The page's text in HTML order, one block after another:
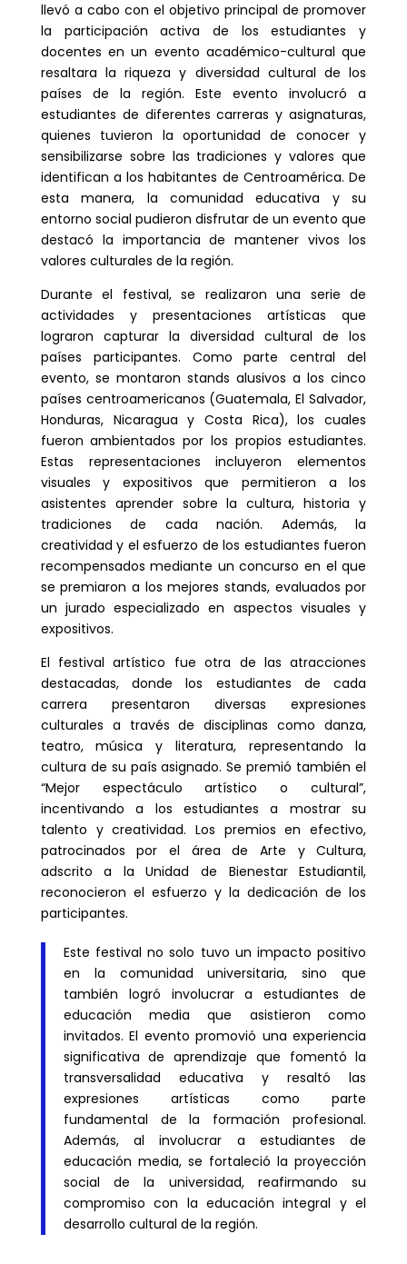
llevó a cabo con el objetivo principal de promover
la participación activa de los estudiantes y
docentes en un evento académico-cultural que
resaltara la riqueza y diversidad cultural de los
países de la región. Este evento involucró a
estudiantes de diferentes carreras y asignaturas,
quienes tuvieron la oportunidad de conocer y
sensibilizarse sobre las tradiciones y valores que
identifican a los habitantes de Centroamérica. De
esta manera, la comunidad educativa y su
entorno social pudieron disfrutar de un evento que
destacó la importancia de mantener vivos los
valores culturales de la región.
Durante el festival, se realizaron una serie de
actividades y presentaciones artísticas que
lograron capturar la diversidad cultural de los
países participantes. Como parte central del
evento, se montaron stands alusivos a los cinco
países centroamericanos (Guatemala, El Salvador,
Honduras, Nicaragua y Costa Rica), los cuales
fueron ambientados por los propios estudiantes.
Estas representaciones incluyeron elementos
visuales y expositivos que permitieron a los
asistentes aprender sobre la cultura, historia y
tradiciones de cada nación. Además, la
creatividad y el esfuerzo de los estudiantes fueron
recompensados mediante un concurso en el que
se premiaron a los mejores stands, evaluados por
un jurado especializado en aspectos visuales y
expositivos.
El festival artístico fue otra de las atracciones
destacadas, donde los estudiantes de cada
carrera presentaron diversas expresiones
culturales a través de disciplinas como danza,
teatro, música y literatura, representando la
cultura de su país asignado. Se premió también el
“Mejor espectáculo artístico o cultural”,
incentivando a los estudiantes a mostrar su
talento y creatividad. Los premios en efectivo,
patrocinados por el área de Arte y Cultura,
adscrito a la Unidad de Bienestar Estudiantil,
reconocieron el esfuerzo y la dedicación de los
participantes.
Este festival no solo tuvo un impacto positivo
en la comunidad universitaria, sino que
también logró involucrar a estudiantes de
educación media que asistieron como
invitados. El evento promovió una experiencia
significativa de aprendizaje que fomentó la
transversalidad educativa y resaltó las
expresiones artísticas como parte
fundamental de la formación profesional.
Además, al involucrar a estudiantes de
educación media, se fortaleció la proyección
social de la universidad, reafirmando su
compromiso con la educación integral y el
desarrollo cultural de la región.